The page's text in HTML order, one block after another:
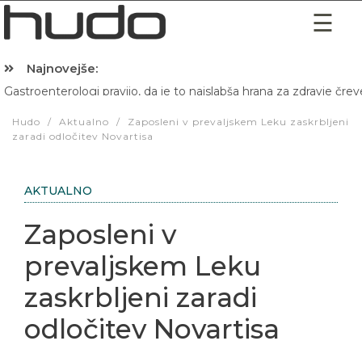
Najnovejše:
Hudo / Aktualno /
Zaposleni v prevaljskem Leku zaskrbljeni
zaradi odločitev Novartisa
AKTUALNO
Zaposleni v
prevaljskem Leku
zaskrbljeni zaradi
odločitev Novartisa